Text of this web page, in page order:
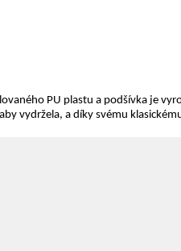
PU plastu a podšívka je
vydržela, a díky svému